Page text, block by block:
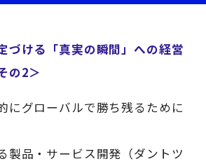
づける「真実の瞬間」への経営
の2＞
にグローバルで勝ち残るために
品・サービス開発（ダントツ